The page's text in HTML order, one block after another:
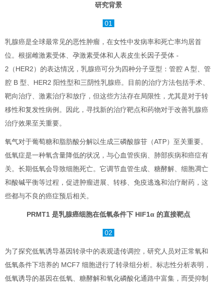
研究背景
01
乳腺癌是全球最常见的恶性肿瘤，在女性中发病率和死亡率均居首
位。根据雌激素受体、孕激素受体和人表皮生长因子受体 -
2（HER2）的表达情况，乳腺癌可分为四种分子亚型：管腔 A 型、管
腔 B 型、HER2 阳性型和三阴性乳腺癌。目前的治疗方法包括手术、
靶向治疗、激素治疗和放疗，但这些方法存在局限性，尤其是对于转
移性和复发性病例。因此，寻找新的治疗靶点和药物对于改善乳腺癌
治疗效果至关重要。
氧气对于葡萄糖和脂肪酸分解以生成三磷酸腺苷（ATP）至关重要。
低氧症是一种氧含量降低的状况，与心血管疾病、肺部疾病和癌症有
关。长期低氧会导致细胞死亡。它调节血管生成、糖酵解、细胞凋亡
和酸碱平衡等过程，促进肿瘤进展、转移、免疫逃逸和治疗耐药，这
些都与不良的癌症预后相关。
PRMT1 是乳腺癌细胞在低氧条件下 HIF1α 的直接靶点
02
为了探究低氧诱导基因转录中的表观遗传调控，研究人员对正常氧和
低氧条件下培养的 MCF7 细胞进行了转录组分析。标志性分析表明，
低氧诱导的基因在低氧、糖酵解和氧化磷酸化通路中富集，而受抑制